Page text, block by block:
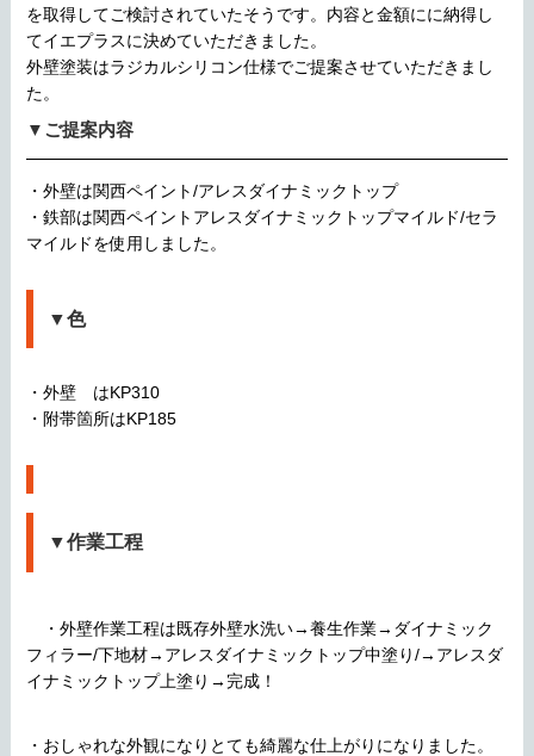
を取得してご検討されていたそうです。内容と金額にに納得し
てイエプラスに決めていただきました。
外壁塗装はラジカルシリコン仕様でご提案させていただきまし
た。
▼ご提案内容
・外壁は関西ペイント/アレスダイナミックトップ
・鉄部は関西ペイントアレスダイナミックトップマイルド/セラ
マイルドを使用しました。
▼色
・外壁 はKP310
・附帯箇所はKP185
▼作業工程
・外壁作業工程は既存外壁水洗い→養生作業→ダイナミック
フィラー/下地材→アレスダイナミックトップ中塗り/→アレスダ
イナミックトップ上塗り→完成！
・おしゃれな外観になりとても綺麗な仕上がりになりました。